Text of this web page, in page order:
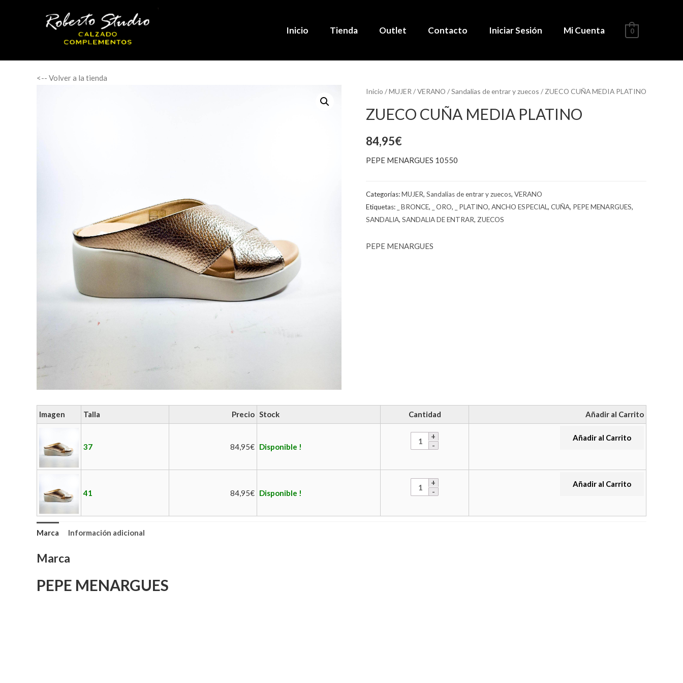
Inicio Tienda Outlet Contacto Iniciar Sesión Mi Cuenta 0
<-- Volver a la tienda
Inicio /MUJER /VERANO /Sandalias de entrar y zuecos / ZUECO CUÑA MEDIA PLATINO
ZUECO CUÑA MEDIA PLATINO
84,95€
PEPE MENARGUES 10550
Categorías:MUJER, Sandalias de entrar y zuecos, VERANO
Etiquetas:
_ BRONCE, _ ORO, _ PLATINO, ANCHO ESPECIAL, CUÑA, PEPE MENARGUES,
SANDALIA, SANDALIA DE ENTRAR, ZUECOS
PEPE MENARGUES
Imagen Talla Precio Stock Cantidad Añadir al Carrito
37 84,95€ Disponible !
Añadir al Carrito
41 84,95€ Disponible !
Añadir al Carrito
Marca Información adicional
Marca
PEPE MENARGUES